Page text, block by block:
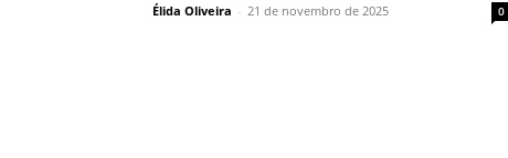
Élida Oliveira - 21 de novembro de 2025 0